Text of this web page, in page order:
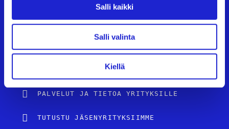
Salli kaikki
Salli valinta
Kiellä
TULE JÄSENEKSI
TEKSTIILI- JA MUOTIALA SUOMESSA
PALVELUT JA TIETOA YRITYKSILLE
TUTUSTU JÄSENYRITYKSIIMME